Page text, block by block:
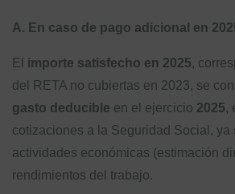
A. En caso de pago adicional en
El importe satisfecho en 2025,
del RETA no cubiertas en 2023, se
gasto deducible en el ejercicio 2025,
cotizaciones a la Seguridad Social, ya
actividades económicas (estimación
rendimientos del trabajo.